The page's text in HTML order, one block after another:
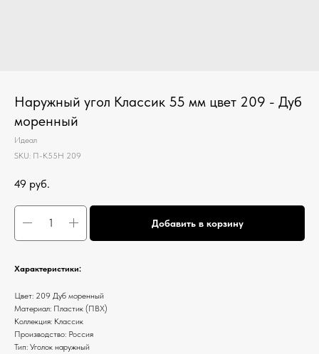
Наружный угол Классик 55 мм цвет 209 - Дуб
моренный
Идеал
SKU: П-К55Н 209
49 руб.
Добавить в корзину
Характеристики:
Цвет: 209 Дуб моренный
Материал: Пластик (ПВХ)
Коллекция: Классик
Производство: Россия
Тип: Уголок наружный